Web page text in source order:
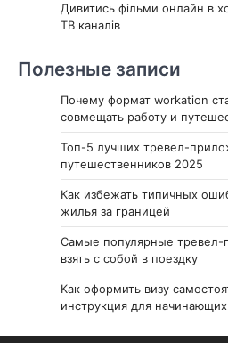
Дивитись фільми онлайн в
ТВ каналів
Полезные записи
Почему формат workation
совмещать работу и
Топ-5 лучших тревел-
путешественников 2025
Как избежать типичных
жилья за границей
Самые популярные тревел-
взять с собой в поездку
Как оформить визу
инструкция для начинающих